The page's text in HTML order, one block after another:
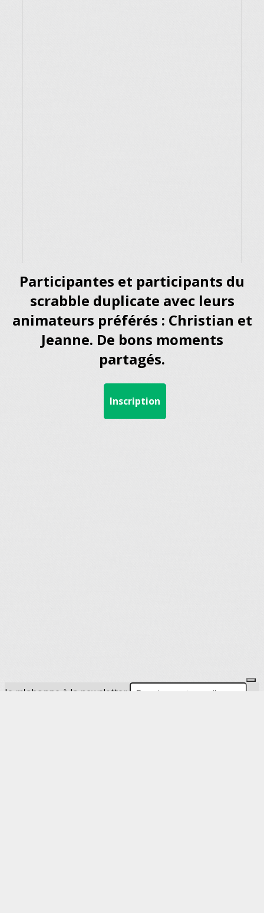
Participantes et participants du
scrabble duplicate avec leurs
animateurs préférés : Christian et
Jeanne. De bons moments
partagés.
Inscription
Je m'abonne à la newsletter